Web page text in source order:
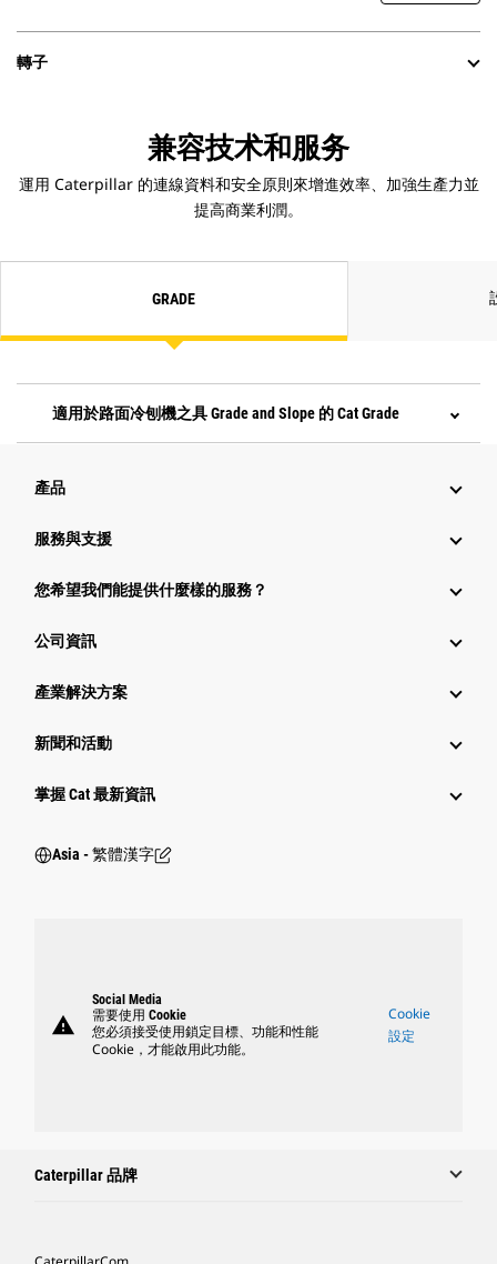
轉子
兼容技术和服务
運用 Caterpillar 的連線資料和安全原則來增進效率、加強生產力並
提高商業利潤。
GRADE
適用於路面冷刨機之具 Grade and Slope 的 Cat Grade
產品
服務與支援
您希望我們能提供什麼樣的服務？
公司資訊
產業解決方案
新聞和活動
掌握 Cat 最新資訊
Asia - 繁體漢字
warning
Social Media
需要使用 Cookie
您必須接受使用鎖定目標、功能和性能
Cookie，才能啟用此功能。
Cookie
設定
Caterpillar 品牌